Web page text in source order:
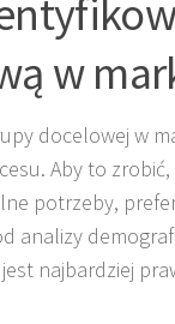
w
docelowej w
Aby to
potrzeby,
analizy
najbardziej